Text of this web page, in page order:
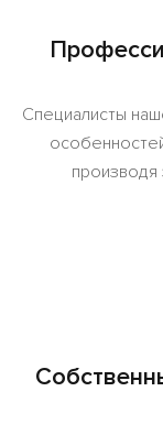
Специалисты
производя